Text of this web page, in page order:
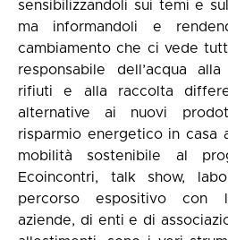
sensibilizzandoli sui temi e
ma informandoli e
cambiamento che ci vede
responsabile dell’acqua
rifiuti e alla raccolta
alternative ai nuovi
risparmio energetico in casa
mobilità sostenibile al
Ecoincontri, talk show,
percorso espositivo con
aziende, di enti e di